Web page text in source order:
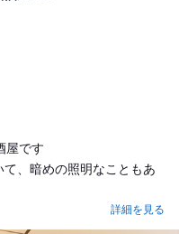
屋です
、暗めの照明なこともあ
詳細を見る